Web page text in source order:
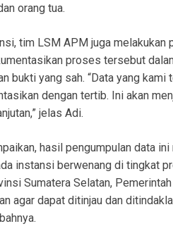
orang tua.
tim LSM APM juga
proses tersebut
bukti yang sah. “Data yang
dengan tertib. Ini akan
jelas Adi.
hasil pengumpulan data
instansi berwenang di tingkat
Sumatera Selatan,
agar dapat ditinjau dan